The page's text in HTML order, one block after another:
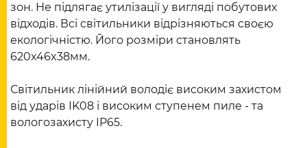
зон. Не підлягає утилізації у вигляді побутових
відходів. Всі світильники відрізняються своєю
екологічністю. Його розміри становлять
620x46x38мм.
Світильник лінійний володіє високим захистом
від ударів IK08 і високим ступенем пиле - та
вологозахисту IP65.